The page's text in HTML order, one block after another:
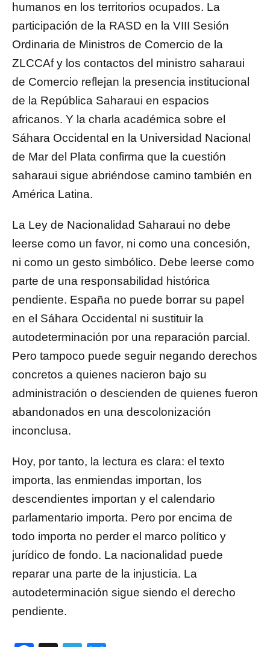
humanos en los territorios ocupados. La
participación de la RASD en la VIII Sesión
Ordinaria de Ministros de Comercio de la
ZLCCAf y los contactos del ministro saharaui
de Comercio reflejan la presencia institucional
de la República Saharaui en espacios
africanos. Y la charla académica sobre el
Sáhara Occidental en la Universidad Nacional
de Mar del Plata confirma que la cuestión
saharaui sigue abriéndose camino también en
América Latina.
La Ley de Nacionalidad Saharaui no debe
leerse como un favor, ni como una concesión,
ni como un gesto simbólico. Debe leerse como
parte de una responsabilidad histórica
pendiente. España no puede borrar su papel
en el Sáhara Occidental ni sustituir la
autodeterminación por una reparación parcial.
Pero tampoco puede seguir negando derechos
concretos a quienes nacieron bajo su
administración o descienden de quienes fueron
abandonados en una descolonización
inconclusa.
Hoy, por tanto, la lectura es clara: el texto
importa, las enmiendas importan, los
descendientes importan y el calendario
parlamentario importa. Pero por encima de
todo importa no perder el marco político y
jurídico de fondo. La nacionalidad puede
reparar una parte de la injusticia. La
autodeterminación sigue siendo el derecho
pendiente.